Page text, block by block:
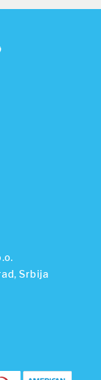
Srbija